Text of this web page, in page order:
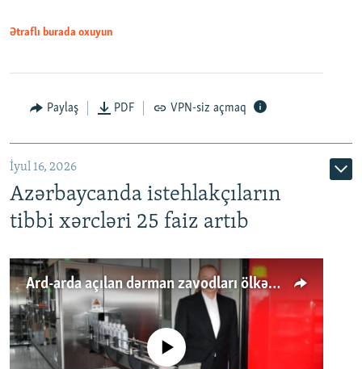
Ətraflı burada oxuyun
Paylaş PDF VPN-siz açmaq
İyul 16, 2026
Azərbaycanda istehlakçıların
tibbi xərcləri 25 faiz artıb
Ard-arda açılan dərman zavodları ölkənin tələbatını ödəyirmi?
No media source currently available